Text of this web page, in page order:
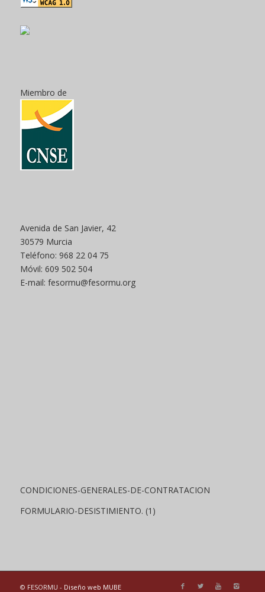
Miembro de
Avenida de San Javier, 42
30579 Murcia
Teléfono: 968 22 04 75
Móvil: 609 502 504
E-mail: fesormu@fesormu.org
CONDICIONES-GENERALES-DE-CONTRATACION
FORMULARIO-DESISTIMIENTO. (1)
© FESORMU - Diseño web MUBE